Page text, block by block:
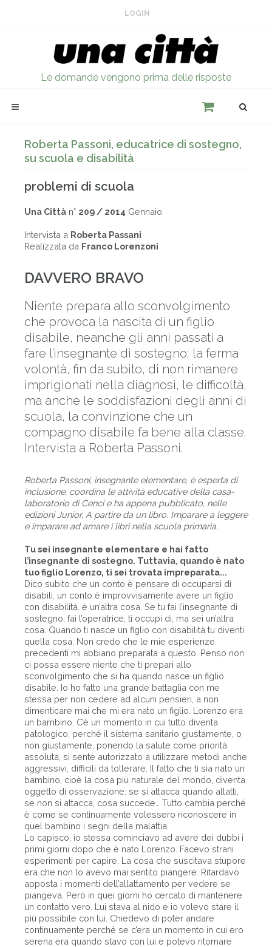
LOGIN
Le domande vengono prima delle risposte
Roberta Passoni, educatrice di sostegno,
su scuola e disabilità
problemi di scuola
Una Città n° 209 / 2014 Gennaio
Intervista a Roberta Passani
Realizzata da Franco Lorenzoni
DAVVERO BRAVO
Niente prepara allo sconvolgimento
che provoca la nascita di un figlio
disabile, neanche gli anni passati a
fare l’insegnante di sostegno; la ferma
volontà, fin da subito, di non rimanere
imprigionati nella diagnosi, le difficoltà,
ma anche le soddisfazioni degli anni di
scuola, la convinzione che un
compagno disabile fa bene alla classe.
Intervista a Roberta Passoni.
Roberta Passoni, insegnante elementare, è esperta di
inclusione, coordina le attività educative della casa-
laboratorio di Cenci e ha appena pubblicato, nelle
edizioni Junior, A partire da un libro. Imparare a leggere
e imparare ad amare i libri nella scuola primaria.
Tu sei insegnante elementare e hai fatto
l’insegnante di sostegno. Tuttavia, quando è nato
tuo figlio Lorenzo, ti sei trovata impreparata...
Dico subito che un conto è pensare di occuparsi di
disabili, un conto è improvvisamente avere un figlio
con disabilità. è un’altra cosa. Se tu fai l’insegnante di
sostegno, fai l’operatrice, ti occupi di, ma sei un’altra
cosa. Quando ti nasce un figlio con disabilità tu diventi
quella cosa. Non credo che le mie esperienze
precedenti mi abbiano preparata a questo. Penso non
ci possa essere niente che ti prepari allo
sconvolgimento che si ha quando nasce un figlio
disabile. Io ho fatto una grande battaglia con me
stessa per non cedere ad alcuni pensieri, a non
dimenticare mai che mi era nato un figlio. Lorenzo era
un bambino. C’è un momento in cui tutto diventa
patologico, perché il sistema sanitario giustamente, o
non giustamente, ponendo la salute come priorità
assoluta, si sente autorizzato a utilizzare metodi anche
aggressivi, difficili da tollerare. Il fatto che ti sia nato un
bambino, cioè la cosa più naturale del mondo, diventa
oggetto di osservazione: se si attacca quando allatti,
se non si attacca, cosa succede… Tutto cambia perché
è come se continuamente volessero riconoscere in
quel bambino i segni della malattia.
Lo capisco, io stessa cominciavo ad avere dei dubbi i
primi giorni dopo che è nato Lorenzo. Facevo strani
esperimenti per capire. La cosa che suscitava stupore
era che non lo avevo mai sentito piangere. Ritardavo
apposta i momenti dell’allattamento per vedere se
piangeva. Però in quei giorni ho cercato di mantenere
un contatto vero. Lui stava al nido e io volevo stare il
più possibile con lui. Chiedevo di poter andare
continuamente perché se c’era un momento in cui ero
serena era quando stavo con lui e potevo ritornare